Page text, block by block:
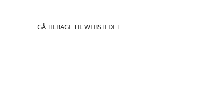
GÅ TILBAGE TIL WEBSTEDET